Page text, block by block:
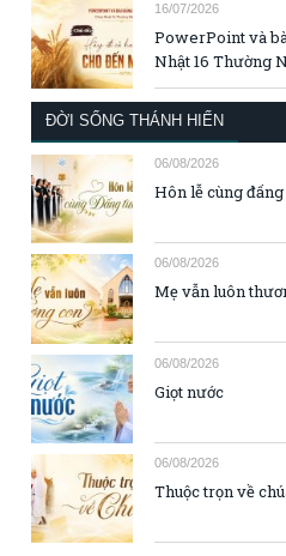
16/07/2026
PowerPoint và
Nhật 16 Thường
ĐỜI SỐNG THÁNH HIẾN
06/08/2026
Hôn lễ cùng
06/08/2026
Mẹ vẫn luôn
06/08/2026
Giọt nước
06/08/2026
Thuộc trọn về